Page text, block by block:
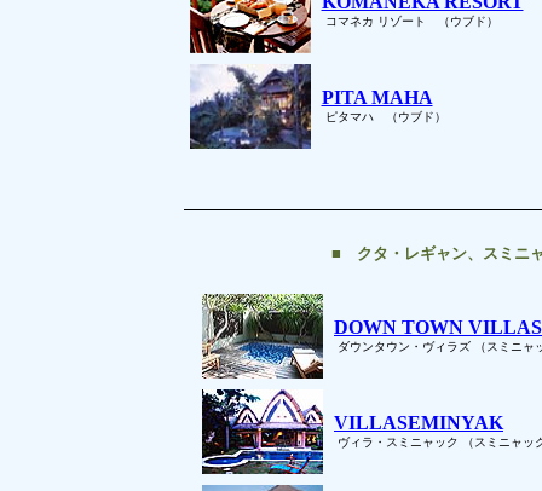
コマネカ リゾート （ウブド）
PITA MAHA
ピタマハ （ウブド）
■ クタ・レギャン、スミニ
DOWN TOWN VILLAS
ダウンタウン・ヴィラズ （スミニャ
VILLASEMINYAK
ヴィラ・スミニャック （スミニャッ